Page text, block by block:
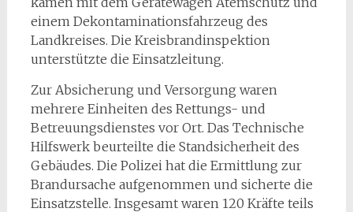
einem Dekontaminationsfahrzeug des
Landkreises. Die Kreisbrandinspektion
unterstützte die Einsatzleitung.
Zur Absicherung und Versorgung waren
mehrere Einheiten des Rettungs- und
Betreuungsdienstes vor Ort. Das Technische
Hilfswerk beurteilte die Standsicherheit des
Gebäudes. Die Polizei hat die Ermittlung zur
Brandursache aufgenommen und sicherte die
Einsatzstelle. Insgesamt waren 120 Kräfte teils